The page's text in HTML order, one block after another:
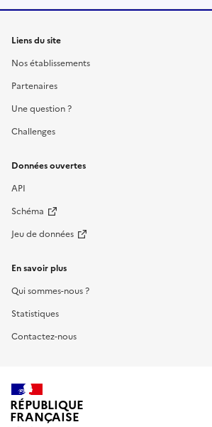
Liens du site
Nos établissements
Partenaires
Une question ?
Challenges
Données ouvertes
API
Schéma
Jeu de données
En savoir plus
Qui sommes-nous ?
Statistiques
Contactez-nous
RÉPUBLIQUE
FRANÇAISE